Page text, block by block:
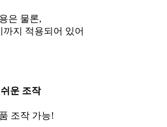
은 물론,
지 적용되어 있어
운 조작
조작 가능!